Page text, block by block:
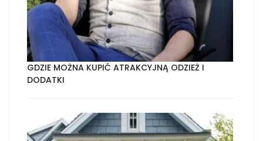
GDZIE MOŻNA KUPIĆ ATRAKCYJNĄ ODZIEŻ I
DODATKI